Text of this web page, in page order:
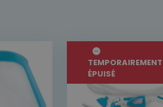
TEMPORAIREMENT
ÉPUISÉ